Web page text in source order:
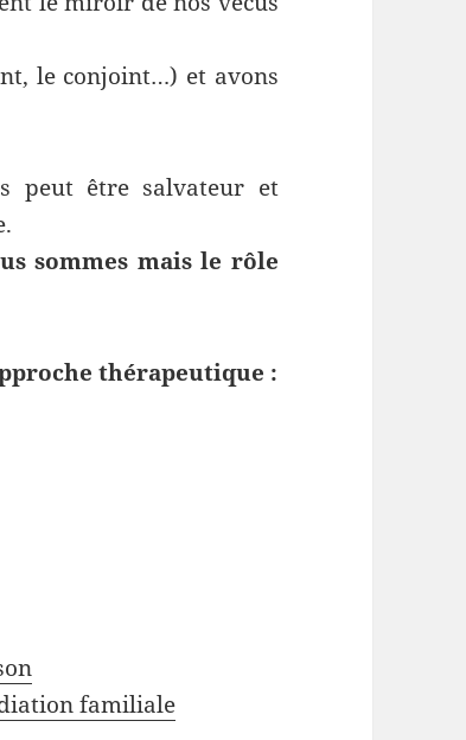
le conjoint…) et avons
peut être salvateur et
sommes mais le rôle
thérapeutique :
familiale